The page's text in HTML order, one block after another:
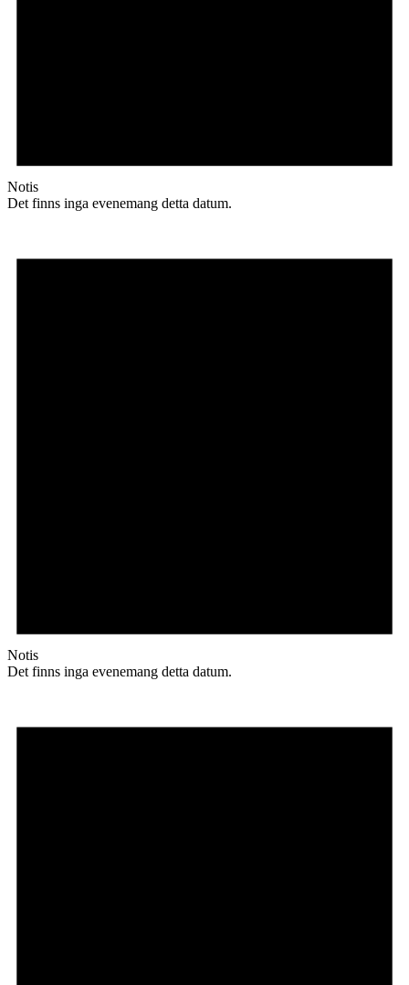
Notis
Det finns inga evenemang detta datum.
Notis
Det finns inga evenemang detta datum.